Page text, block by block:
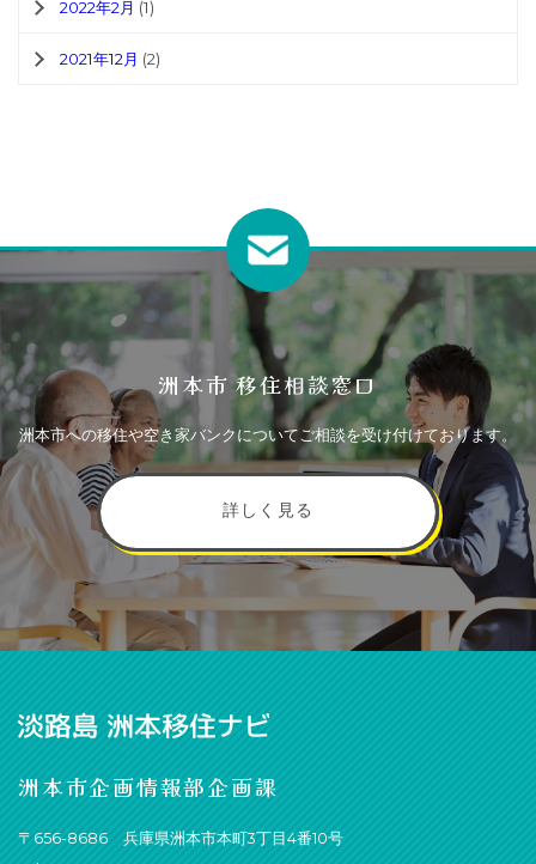
2022年2月 (1)
2021年12月 (2)
洲本市 移住相談窓口
洲本市への移住や空き家バンクについてご相談を受け付けております。
詳しく見る
洲本市企画情報部企画課
〒656-8686 兵庫県洲本市本町3丁目4番10号